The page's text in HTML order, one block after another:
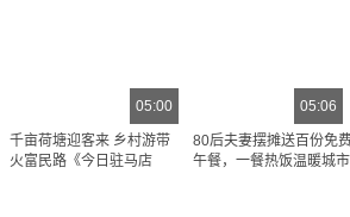
05:00
千亩荷塘迎客来 乡村游带
火富民路《今日驻马店
05:06
80后夫妻摆摊送百份免费
午餐，一餐热饭温暖城市